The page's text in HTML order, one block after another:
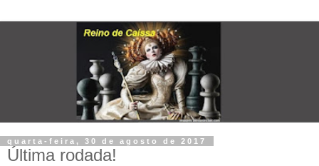
quarta-feira, 30 de agosto de 2017
Última rodada!